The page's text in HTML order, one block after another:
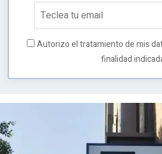
Autorizo el tratamiento de mis
finalidad